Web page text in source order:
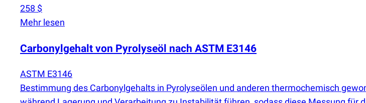
258 $
Mehr lesen
Carbonylgehalt von Pyrolyseöl nach ASTM E3146
ASTM E3146
Bestimmung des Carbonylgehalts in Pyrolyseölen und anderen thermochemisch